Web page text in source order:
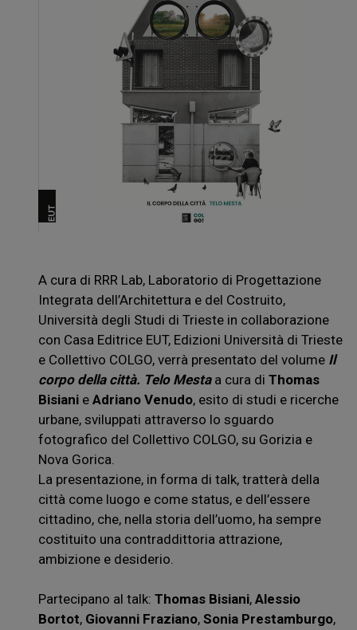
A cura di RRR Lab, Laboratorio di Progettazione
Integrata dell’Architettura e del Costruito,
Università degli Studi di Trieste in collaborazione
con Casa Editrice EUT, Edizioni Università di Trieste
e Collettivo COLGO, verrà presentato del volume Il
corpo della città. Telo Mestaa cura di Thomas
Bisiani e Adriano Venudo, esito di studi e ricerche
urbane, sviluppati attraverso lo sguardo
fotografico del Collettivo COLGO, su Gorizia e
Nova Gorica.
La presentazione, in forma di talk, tratterà della
città come luogo e come status, e dell’essere
cittadino, che, nella storia dell’uomo, ha sempre
costituito una contraddittoria attrazione,
ambizione e desiderio.
Partecipano al talk: Thomas Bisiani, Alessio
Bortot, Giovanni Fraziano, Sonia Prestamburgo,